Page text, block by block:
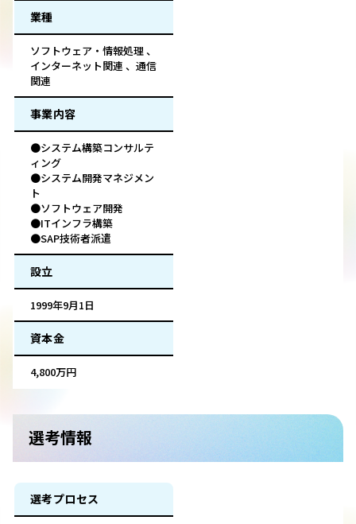
業種
ソフトウェア・情報処理 、
インターネット関連 、通信
関連
事業内容
●システム構築コンサルテ
ィング
●システム開発マネジメン
ト
●ソフトウェア開発
●ITインフラ構築
●SAP技術者派遣
設立
1999年9月1日
資本金
4,800万円
選考情報
選考プロセス